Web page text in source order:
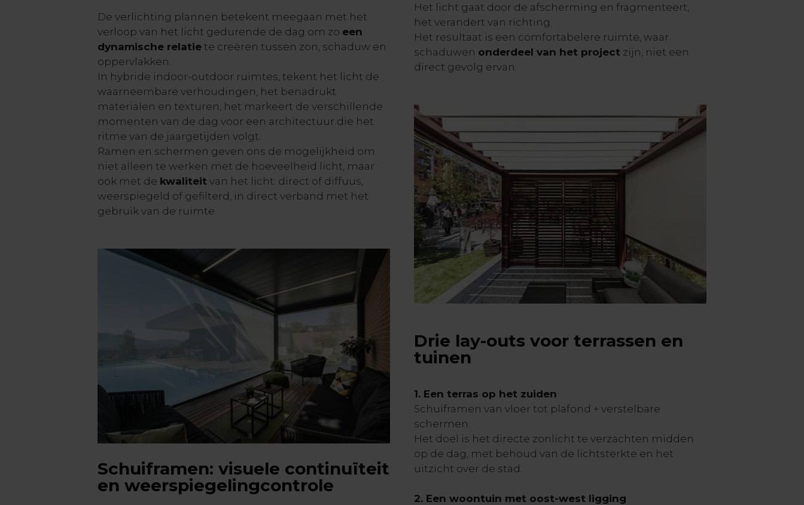
De verlichting plannen betekent meegaan met het
verloop van het licht gedurende de dag om zo een
dynamische relatiete creëren tussen zon, schaduw en
oppervlakken.
In hybride indoor-outdoor ruimtes, tekent het licht de
waarneembare verhoudingen, het benadrukt
materialen en texturen, het markeert de verschillende
momenten van de dag voor een architectuur die het
ritme van de jaargetijden volgt.
Ramen en schermen geven ons de mogelijkheid om
niet alleen te werken met de hoeveelheid licht, maar
ook met de kwaliteit van het licht: direct of diffuus,
weerspiegeld of gefilterd, in direct verband met het
gebruik van de ruimte.
Schuiframen: visuele continuïteit
en weerspiegelingcontrole
Het licht gaat door de afscherming en fragmenteert,
het verandert van richting.
Het resultaat is een comfortabelere ruimte, waar
schaduwen onderdeel van het project zijn, niet een
direct gevolg ervan.
Drie lay-outs voor terrassen en
tuinen
1. Een terras op het zuiden
Schuiframen van vloer tot plafond + verstelbare
schermen.
Het doel is het directe zonlicht te verzachten midden
op de dag, met behoud van de lichtsterkte en het
uitzicht over de stad.
2. Een woontuin met oost-west ligging